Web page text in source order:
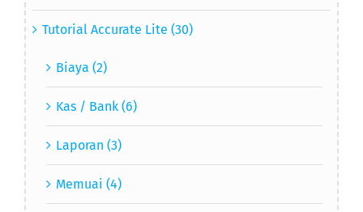
Tutorial Accurate Lite (30)
Biaya (2)
Kas / Bank (6)
Laporan (3)
Memuai (4)